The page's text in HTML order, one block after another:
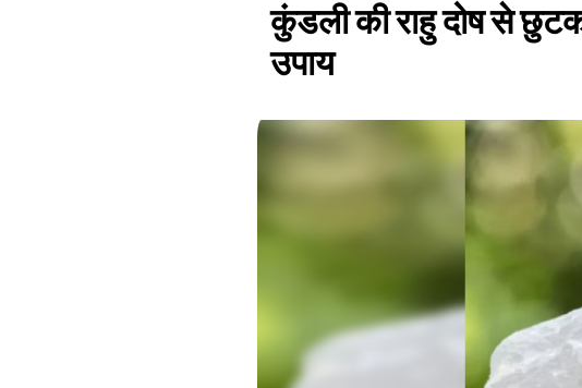
कुंडली की राहु दोष से
उपाय